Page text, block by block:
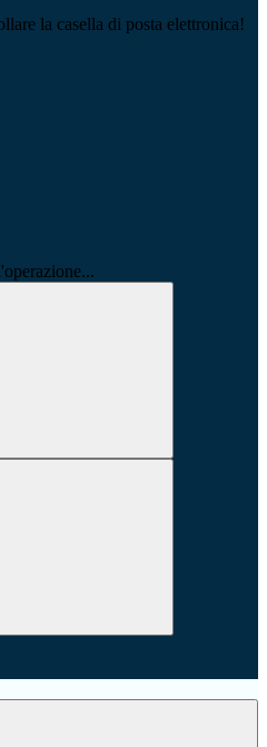
la casella di posta elettronica!